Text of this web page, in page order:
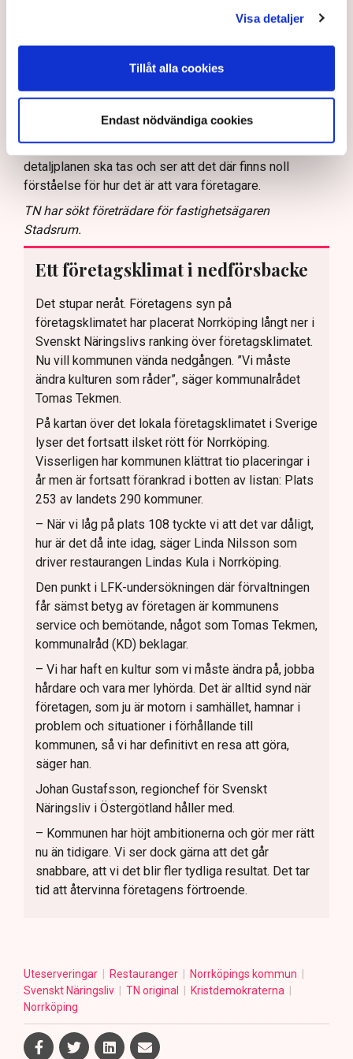
Visa detaljer
Tillåt alla cookies
Endast nödvändiga cookies
Att du nu ställer in uteserveringen under sommaren,
hur påverkar det ekonomin?
– Det blir ett avbräck, naturligtvis. Men jag kan inte ägna
mig åt allt diskuterande fram och tillbaka där det verkar
andra gör. Och då sitter jag ändå med i
Samhällsplaneringsnämnden i kommunen där
detaljplanen ska tas och ser att det där finns noll
förståelse för hur det är att vara företagare.
TN har sökt företrädare för fastighetsägaren
Stadsrum.
Ett företagsklimat i nedförsbacke
Det stupar neråt. Företagens syn på
företagsklimatet har placerat Norrköping långt ner i
Svenskt Näringslivs ranking över företagsklimatet.
Nu vill kommunen vända nedgången. ”Vi måste
ändra kulturen som råder”, säger kommunalrådet
Tomas Tekmen.
På kartan över det lokala företagsklimatet i Sverige
lyser det fortsatt ilsket rött för Norrköping.
Visserligen har kommunen klättrat tio placeringar i
år men är fortsatt förankrad i botten av listan: Plats
253 av landets 290 kommuner.
– När vi låg på plats 108 tyckte vi att det var dåligt,
hur är det då inte idag, säger Linda Nilsson som
driver restaurangen Lindas Kula i Norrköping.
Den punkt i LFK-undersökningen där förvaltningen
får sämst betyg av företagen är kommunens
service och bemötande, något som Tomas Tekmen,
kommunalråd (KD) beklagar.
– Vi har haft en kultur som vi måste ändra på, jobba
hårdare och vara mer lyhörda. Det är alltid synd när
företagen, som ju är motorn i samhället, hamnar i
problem och situationer i förhållande till
kommunen, så vi har definitivt en resa att göra,
säger han.
Johan Gustafsson, regionchef för Svenskt
Näringsliv i Östergötland håller med.
– Kommunen har höjt ambitionerna och gör mer rätt
nu än tidigare. Vi ser dock gärna att det går
snabbare, att vi det blir fler tydliga resultat. Det tar
tid att återvinna företagens förtroende.
Uteserveringar Restauranger
Norrköpings kommun
Svenskt Näringsliv
TN original
Kristdemokraterna
Norrköping